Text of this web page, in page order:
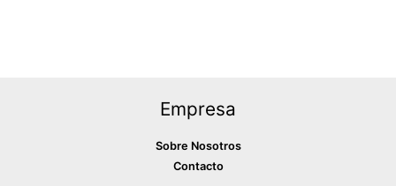
Empresa
Sobre Nosotros
Contacto